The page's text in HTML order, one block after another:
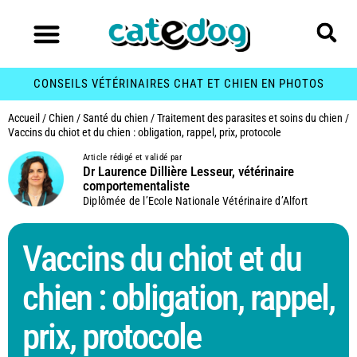
CONSEILS VÉTÉRINAIRES CHAT ET CHIEN EN PHOTOS
Accueil /Chien /Santé du chien /Traitement des parasites et soins du chien /
Vaccins du chiot et du chien : obligation, rappel, prix, protocole
Article rédigé et validé par
Dr Laurence Dillière Lesseur, vétérinaire
comportementaliste
Diplômée de l’Ecole Nationale Vétérinaire d’Alfort
Vaccins du chiot et du
chien : obligation, rappel,
prix, protocole